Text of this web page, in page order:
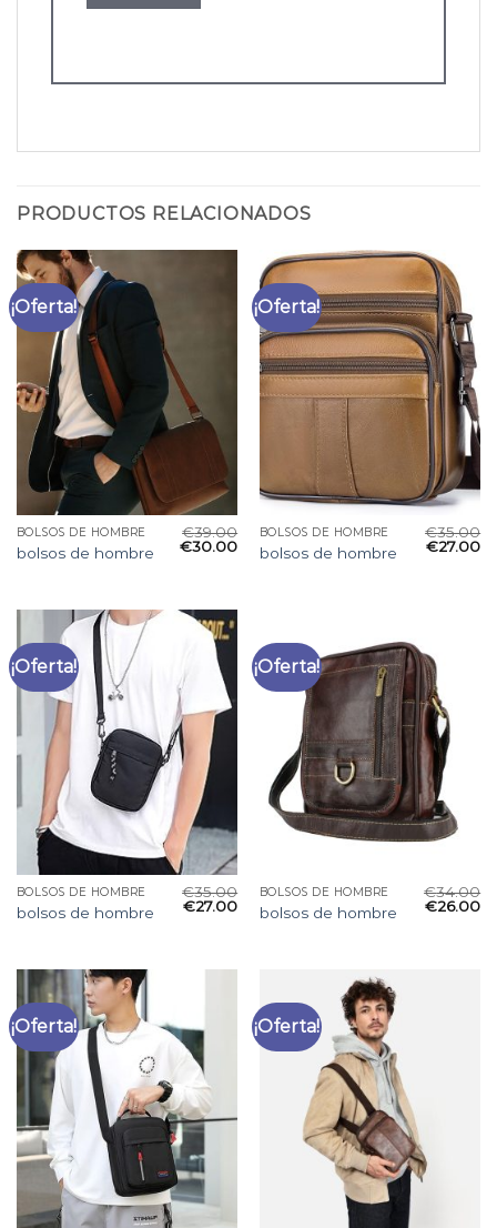
PRODUCTOS RELACIONADOS
¡Oferta!
BOLSOS DE HOMBRE
bolsos de hombre
€39.00
€30.00
¡Oferta!
BOLSOS DE HOMBRE
bolsos de hombre
€35.00
€27.00
¡Oferta!
BOLSOS DE HOMBRE
bolsos de hombre
€35.00
€27.00
¡Oferta!
BOLSOS DE HOMBRE
bolsos de hombre
€34.00
€26.00
¡Oferta! ¡Oferta!